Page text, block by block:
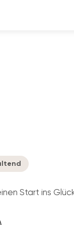
Start ins